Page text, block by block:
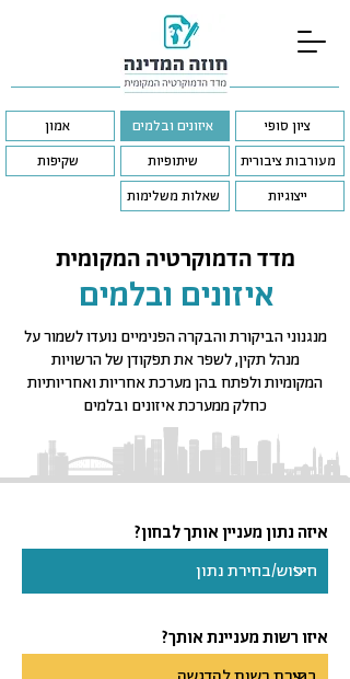
מנגנוני הביקורת והבקרה הפנימיים נועדו לשמור על
מנהל תקין, לשפר את תפקודן של הרשויות
המקומיות ולפתח בהן מערכת אחריות ואחריותיות
כחלק ממערכת איזונים ובלמים
איזונים ובלמים
מדד הדמוקרטיה המקומית
ציון סופי
מעורבות ציבורית
ייצוגיות
איזונים ובלמים
שיתופיות
שאלות משלימות
אמון
שקיפות
איזו רשות מעניינת אותך?
איזה נתון מעניין אותך לבחון?